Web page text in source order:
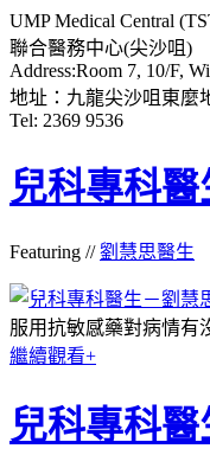
UMP Medical Central
聯合醫務中心(尖沙咀)
Address:Room 7, 10/F,
地址：九龍尖沙咀東麼
Tel: 2369 9536
兒科專科
Featuring //劉慧思醫生
服用抗敏感藥對病情有
繼續觀看+
兒科專科